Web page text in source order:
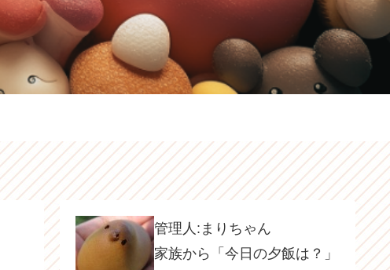
管理人:まりちゃん
家族から「今日の夕飯は？」